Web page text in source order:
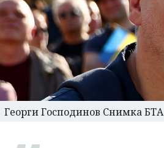
Георги Господинов Снимка БТА